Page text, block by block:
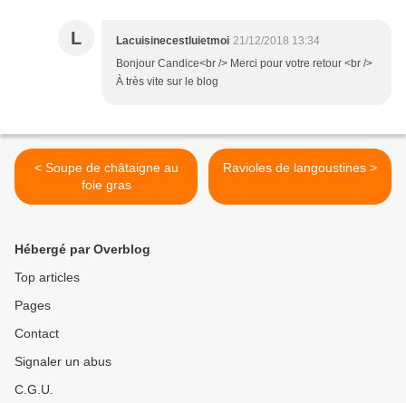
L Lacuisinecestluietmoi 21/12/2018 13:34
Bonjour Candice<br /> Merci pour votre retour <br />
À très vite sur le blog
< Soupe de châtaigne au
foie gras
Ravioles de langoustines >
Hébergé par Overblog
Top articles
Pages
Contact
Signaler un abus
C.G.U.